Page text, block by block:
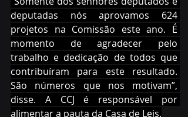
deputadas nós aprovamos 624
projetos na Comissão este ano. É
momento de agradecer pelo
trabalho e dedicação de todos que
contribuíram para este resultado.
São números que nos motivam”,
disse. A CCJ é responsável por
alimentar a pauta da Casa de Leis.